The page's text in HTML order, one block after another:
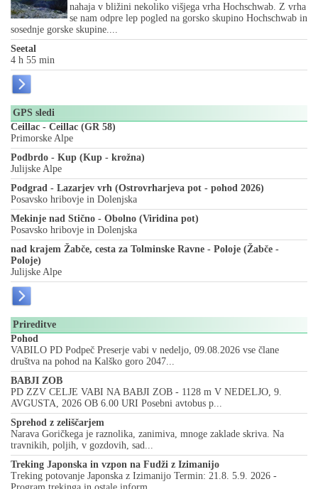
nahaja v bližini nekoliko višjega vrha Hochschwab. Z vrha
se nam odpre lep pogled na gorsko skupino Hochschwab in
sosednje gorske skupine....
Seetal
4 h 55 min
GPS sledi
Ceillac - Ceillac (GR 58)
Primorske Alpe
Podbrdo - Kup (Kup - krožna)
Julijske Alpe
Podgrad - Lazarjev vrh (Ostrovrharjeva pot - pohod 2026)
Posavsko hribovje in Dolenjska
Mekinje nad Stično - Obolno (Viridina pot)
Posavsko hribovje in Dolenjska
nad krajem Žabče, cesta za Tolminske Ravne - Poloje (Žabče -
Poloje)
Julijske Alpe
Prireditve
Pohod
VABILO PD Podpeč Preserje vabi v nedeljo, 09.08.2026 vse člane
društva na pohod na Kalško goro 2047...
BABJI ZOB
PD ZZV CELJE VABI NA BABJI ZOB - 1128 m V NEDELJO, 9.
AVGUSTA, 2026 OB 6.00 URI Posebni avtobus p...
Sprehod z zeliščarjem
Narava Goričkega je raznolika, zanimiva, mnoge zaklade skriva. Na
travnikih, poljih, v gozdovih, sad...
Treking Japonska in vzpon na Fudži z Izimanijo
Treking potovanje Japonska z Izimanijo Termin: 21.8. 5.9. 2026 -